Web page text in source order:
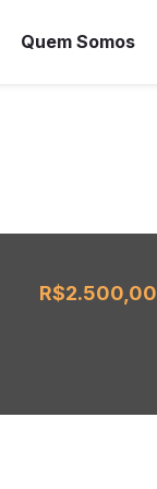
Quem Somos
R$2.500,00